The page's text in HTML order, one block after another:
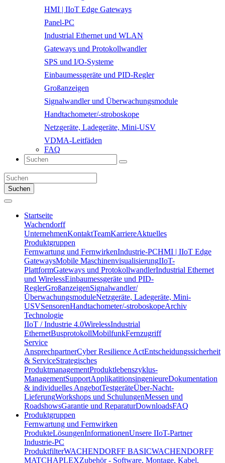
HMI | IIoT Edge Gateways
Panel-PC
Industrial Ethernet und WLAN
Gateways und Protokollwandler
SPS und I/O-Systeme
Einbaumessgeräte und PID-Regler
Großanzeigen
Signalwandler und Überwachungsmodule
Handtachometer/-stroboskope
Netzgeräte, Ladegeräte, Mini-USV
VDMA-Leitfäden
FAQ
Suchen
Startseite
Wachendorff
UnternehmenKontaktTeamKarriereAktuelles
Produktgruppen
Fernwartung und FernwirkenIndustrie-PCHMI | IIoT Edge
GatewaysMobile MaschinenvisualisierungIIoT-
PlattformGateways und ProtokollwandlerIndustrial Ethernet
und WirelessEinbaumessgeräte und PID-
ReglerGroßanzeigenSignalwandler/
ÜberwachungsmoduleNetzgeräte, Ladegeräte, Mini-
USVSensorenHandtachometer/-stroboskopeArchiv
Technologie
IIoT / Industrie 4.0WirelessIndustrial
EthernetBusprotokollMobilfunkFernzugriff
Service
AnsprechpartnerCyber Resilience ActEntscheidungssicherheit
& ServiceStrategisches
ProduktmanagementProduktlebenszyklus-
ManagementSupportApplikatitionsingenieureDokumentation
& individuelles AngebotTestgeräteÜber-Nacht-
LieferungWorkshops und SchulungenMessen und
RoadshowsGarantie und ReparaturDownloadsFAQ
Produktgruppen
Fernwartung und Fernwirken
ProdukteLösungenInformationenUnsere IIoT-Partner
Industrie-PC
ProduktfilterWACHENDORFF BASICWACHENDORFF
MATCHAPLEXZubehör - Software, Montage, Kabel,